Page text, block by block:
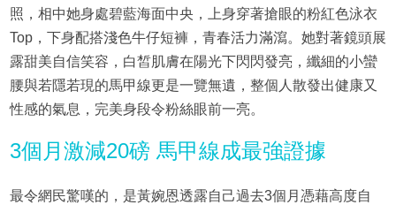
照，相中她身處碧藍海面中央，上身穿著搶眼的粉紅色泳衣
Top，下身配搭淺色牛仔短褲，青春活力滿瀉。她對著鏡頭展
露甜美自信笑容，白皙肌膚在陽光下閃閃發亮，纖細的小蠻
腰與若隱若現的馬甲線更是一覽無遺，整個人散發出健康又
性感的氣息，完美身段令粉絲眼前一亮。
3個月激減20磅 馬甲線成最強證據
最令網民驚嘆的，是黃婉恩透露自己過去3個月憑藉高度自